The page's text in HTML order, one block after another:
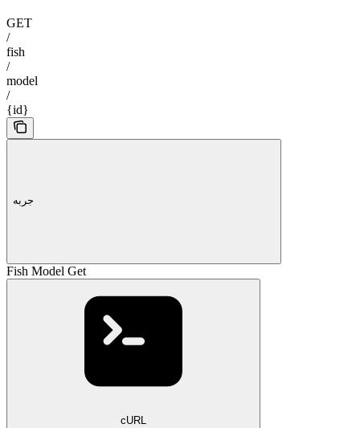
GET
/
fish
/
model
/
{id}
جربه
Fish Model Get
cURL